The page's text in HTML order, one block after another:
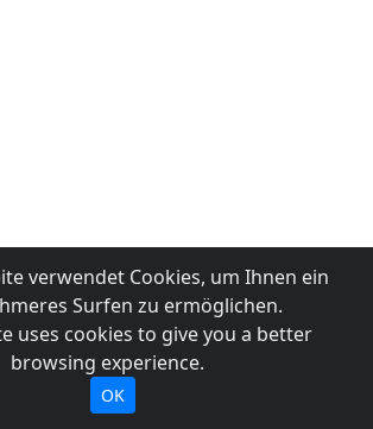
verwendet Cookies, um Ihnen ein
Surfen zu ermöglichen.
uses cookies to give you a better
browsing experience.
OK